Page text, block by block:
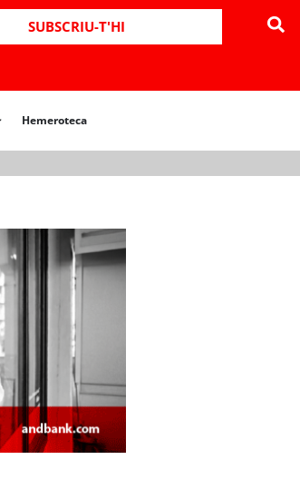
SUBSCRIU-T'HI
Hemeroteca
Hemeroteca